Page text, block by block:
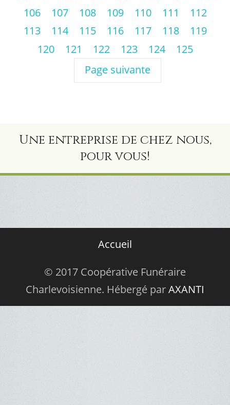
106
107 108 109 110 111
112
113
114 115 116 117 118
119
120
121 122 123 124
125
Page suivante
Une entreprise de chez nous,
pour vous!
Accueil
© 2017 Coopérative Funéraire
Charlevoisienne. Hébergé parAXANTI